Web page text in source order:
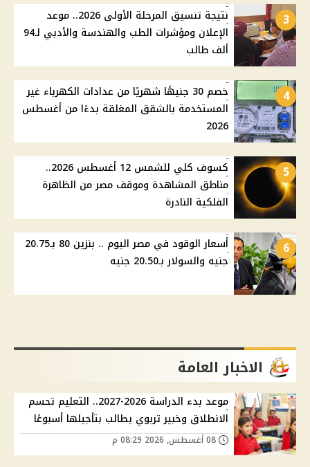
3
نتيجة تنسيق المرحلة الأولى 2026.. موعد
الإعلان ومؤشرات الطب والهندسة والأدبي لـ94
ألف طالب
4
خصم 30 جنيهًا شهريًا من عدادات الكهرباء غير
المستخدمة بالشقق المغلقة بدءًا من أغسطس
2026
5
كسوف كلي للشمس 12 أغسطس 2026..
مناطق المشاهدة وموقف مصر من الظاهرة
الفلكية النادرة
6
أسعار الوقود في مصر اليوم .. بنزين 80 بـ20.75
جنيه والسولار بـ20.50 جنيه
الاخبار العامة
موعد بدء الدراسة 2026-2027.. التعليم تحسم
الانطلاق وخبير تربوي يطالب بتأجيلها أسبوعًا